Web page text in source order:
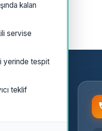
kalan
servise
yerinde tespit
teklif